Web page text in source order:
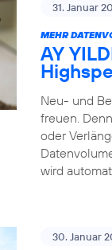
31. Januar
MEHR
AY
Neu- und
freuen.
oder
wird
30. Januar